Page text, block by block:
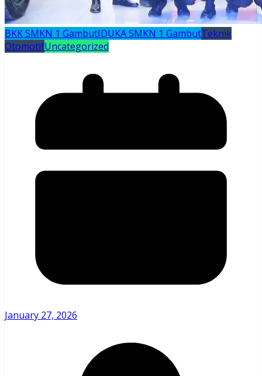
BKK SMKN 1 GambutIDUKA SMKN 1 GambutTeknik
OtomotifUncategorized
January 27, 2026